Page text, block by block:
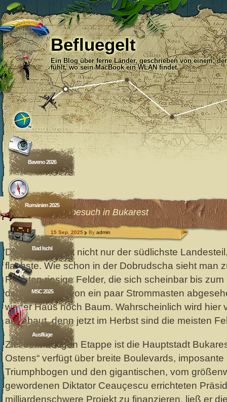
Befluegelt
Ein Blog über ferne Länder, geschrieben von einem,
fühlt, wo sein MacBook ein WLAN findet.
Baveno 2026
Rumänien 2025
Bad Ischl
MSC 2025
Ausflüge
Opernbesuch in Bukarest
15 Sep. 2025 By admin
Die Walachei ist nicht nur der südlichste
flachste. Wie schon in der Dobrudscha sieht man
Rechten riesige Felder, die sich scheinbar bis
denn es gibt – von ein paar Strommasten
weder Haus noch Baum. Wahrscheinlich wird hier
angebaut, denn jetzt im Herbst sind die meisten
Ziel der heutigen Etappe ist die Hauptstadt
Ostens“ verfügt über breite Boulevards,
Triumphbogen und den gigantischen, vom
gewordenen Diktator Ceauçescu errichteten
milliardenschwere Projekt zu finanzieren, ließ er